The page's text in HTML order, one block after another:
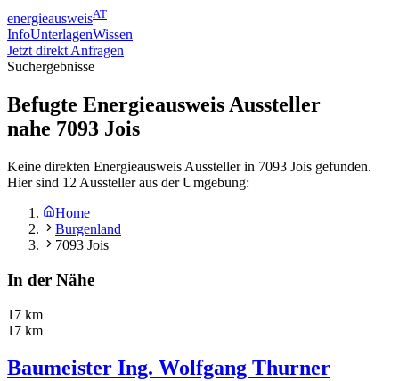
energieausweisAT
InfoUnterlagenWissen
Jetzt direkt Anfragen
Suchergebnisse
Befugte Energieausweis Aussteller
nahe 7093 Jois
Keine direkten Energieausweis Aussteller in 7093 Jois gefunden.
Hier sind 12 Aussteller aus der Umgebung:
Home
Burgenland
7093 Jois
In der Nähe
17 km
17 km
Baumeister Ing. Wolfgang Thurner